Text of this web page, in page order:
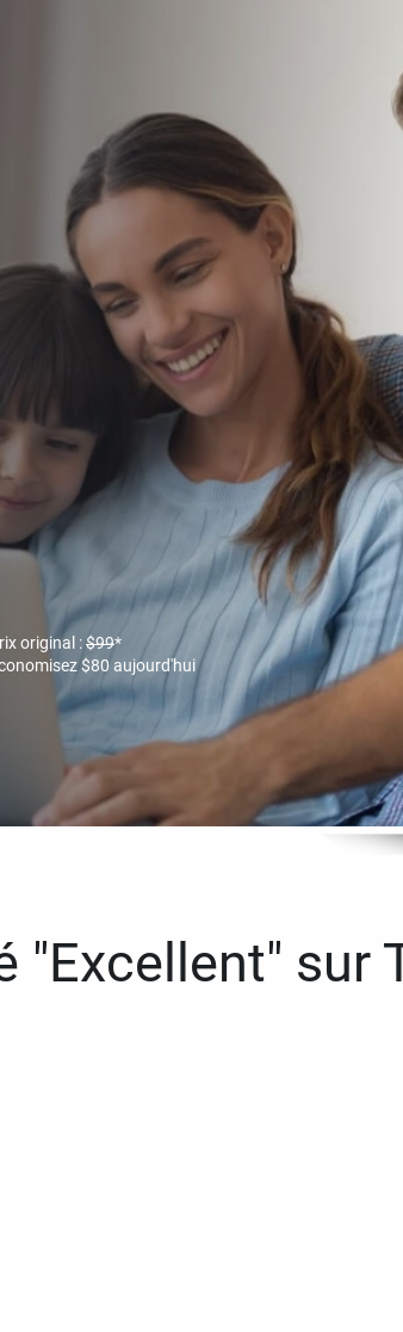
original :$99*
$80 aujourd'hui
"Excellent" sur